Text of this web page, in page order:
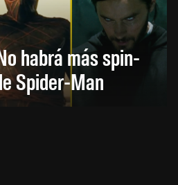
habrá más spin-
Spider-Man